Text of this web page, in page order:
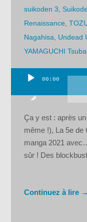
suikoden 3 ,
Renaissance ,
Nagahisa
Undead
YAMAGUCHI
00:00
Ça y est : après
même !), La 5e de
manga 2021
sûr ! Des
Continuez à lire →